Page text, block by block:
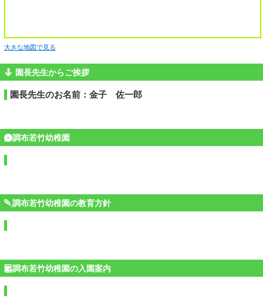
大きな地図で見る
園長先生からご挨拶
園長先生のお名前：金子 佐一郎
調布若竹幼稚園
調布若竹幼稚園の教育方針
調布若竹幼稚園の入園案内